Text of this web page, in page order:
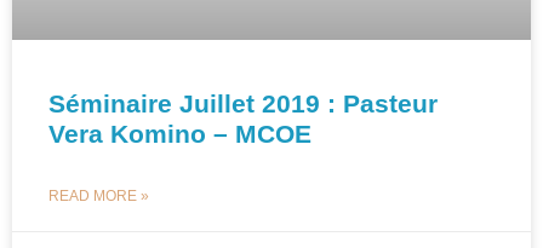
Séminaire Juillet 2019 : Pasteur
Vera Komino – MCOE
READ MORE »